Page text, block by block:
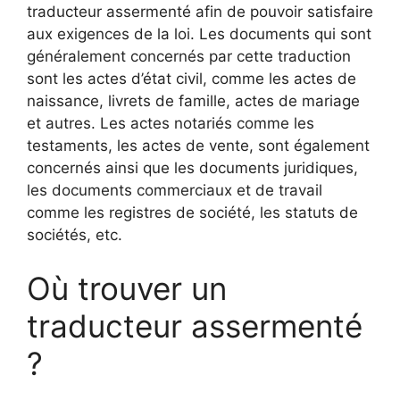
traducteur assermenté afin de pouvoir satisfaire
aux exigences de la loi. Les documents qui sont
généralement concernés par cette traduction
sont les actes d’état civil, comme les actes de
naissance, livrets de famille, actes de mariage
et autres. Les actes notariés comme les
testaments, les actes de vente, sont également
concernés ainsi que les documents juridiques,
les documents commerciaux et de travail
comme les registres de société, les statuts de
sociétés, etc.
Où trouver un
traducteur assermenté
?